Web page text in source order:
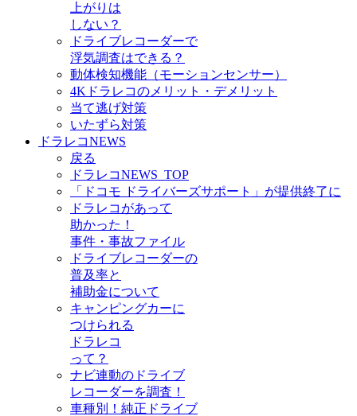
上がりは
しない？
ドライブレコーダーで
浮気調査はできる？
動体検知機能（モーションセンサー）
4Kドラレコのメリット・デメリット
当て逃げ対策
いたずら対策
ドラレコNEWS
戻る
ドラレコNEWS_TOP
「ドコモ ドライバーズサポート」が提供終了に
ドラレコがあって
助かった！
事件・事故ファイル
ドライブレコーダーの
普及率と
補助金について
キャンピングカーに
つけられる
ドラレコ
って？
ナビ連動のドライブ
レコーダーを調査！
車種別！純正ドライブ